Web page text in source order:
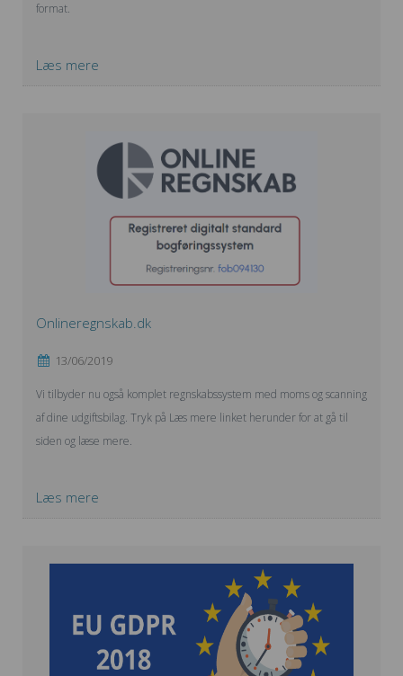
format.
Læs mere
Onlineregnskab.dk
13/06/2019
Vi tilbyder nu også komplet regnskabssystem med moms og scanning
af dine udgiftsbilag. Tryk på Læs mere linket herunder for at gå til
siden og læse mere.
Læs mere